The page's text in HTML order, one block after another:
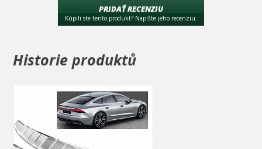
PRIDAŤ RECENZIU
Kúpili ste tento produkt? Napíšte jeho recenziu.
Historie produktů